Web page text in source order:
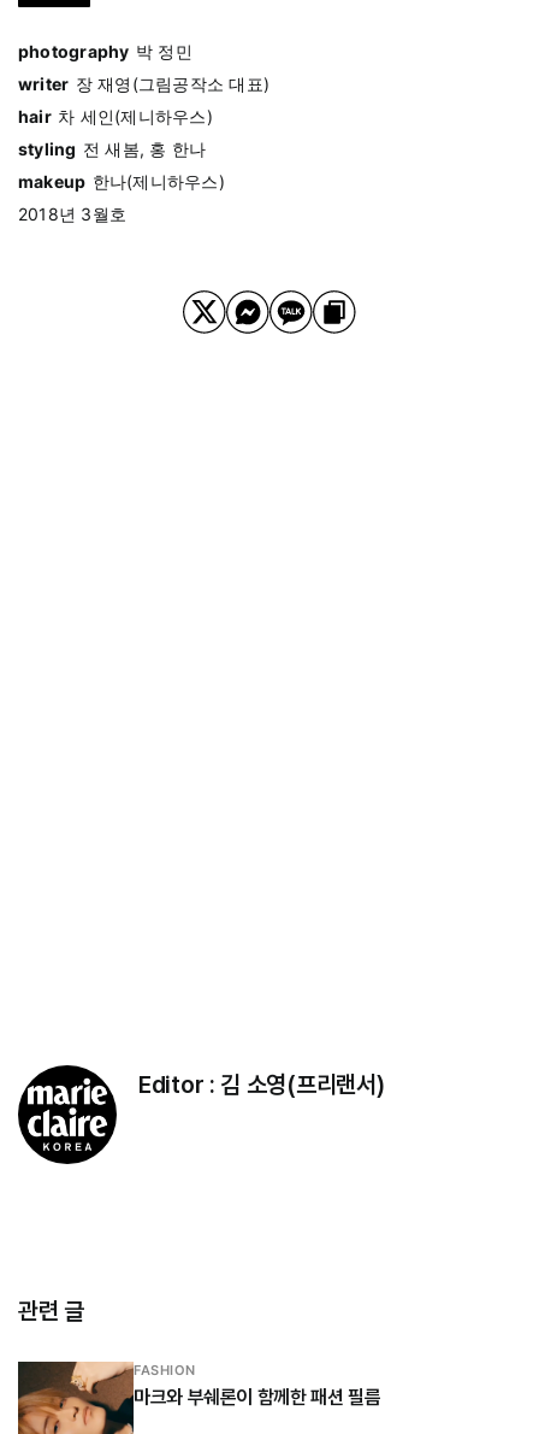
photography 박 정민
writer 장 재영(그림공작소 대표)
hair 차 세인(제니하우스)
styling 전 새봄, 홍 한나
makeup 한나(제니하우스)
2018년 3월호
Editor : 김 소영(프리랜서)
관련 글
FASHION
마크와 부쉐론이 함께한 패션 필름